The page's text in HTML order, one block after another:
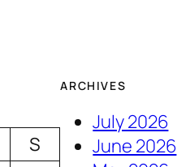
S
ARCHIVES
July 2026
June 2026